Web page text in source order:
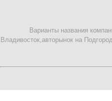
Варианты названия
Владивосток,авторынок на